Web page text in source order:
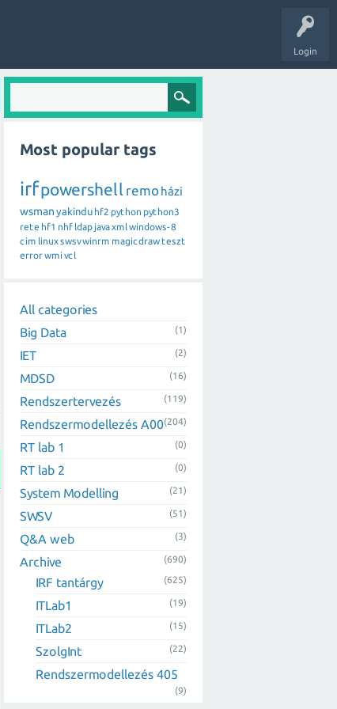
Login
Version="9.0.30729.6161"
Most popular tags
irfpowershell remoházi
wsman yakindu hf2 python python3
rete hf1 nhf ldap javaxml windows-8
cim linuxswsvwinrm magicdrawteszt
errorwmi vcl
All categories
Big Data
(1)
IET (2)
MDSD (16)
Rendszertervezés (119)
Rendszermodellezés A00(204)
RT lab 1 (0)
RT lab 2 (0)
System Modelling (21)
SWSV (51)
Q&A web (3)
Archive (690)
IRF tantárgy (625)
ITLab1 (19)
ITLab2 (15)
SzolgInt (22)
Rendszermodellezés 405
(9)